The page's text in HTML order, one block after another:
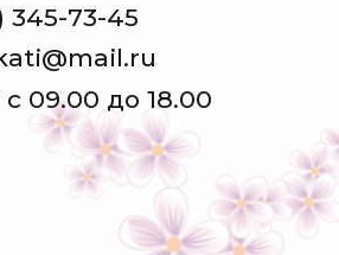
345-73-45
09.00 до 18.00